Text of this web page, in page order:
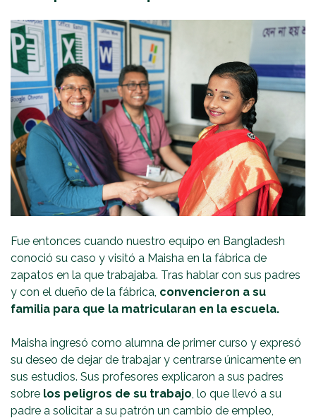
Fue entonces cuando nuestro equipo en Bangladesh
conoció su caso y visitó a Maisha en la fábrica de
zapatos en la que trabajaba. Tras hablar con sus padres
y con el dueño de la fábrica, convencieron a su
familia para que la matricularan en la escuela.
Maisha ingresó como alumna de primer curso y expresó
su deseo de dejar de trabajar y centrarse únicamente en
sus estudios. Sus profesores explicaron a sus padres
sobre los peligros de su trabajo, lo que llevó a su
padre a solicitar a su patrón un cambio de empleo,